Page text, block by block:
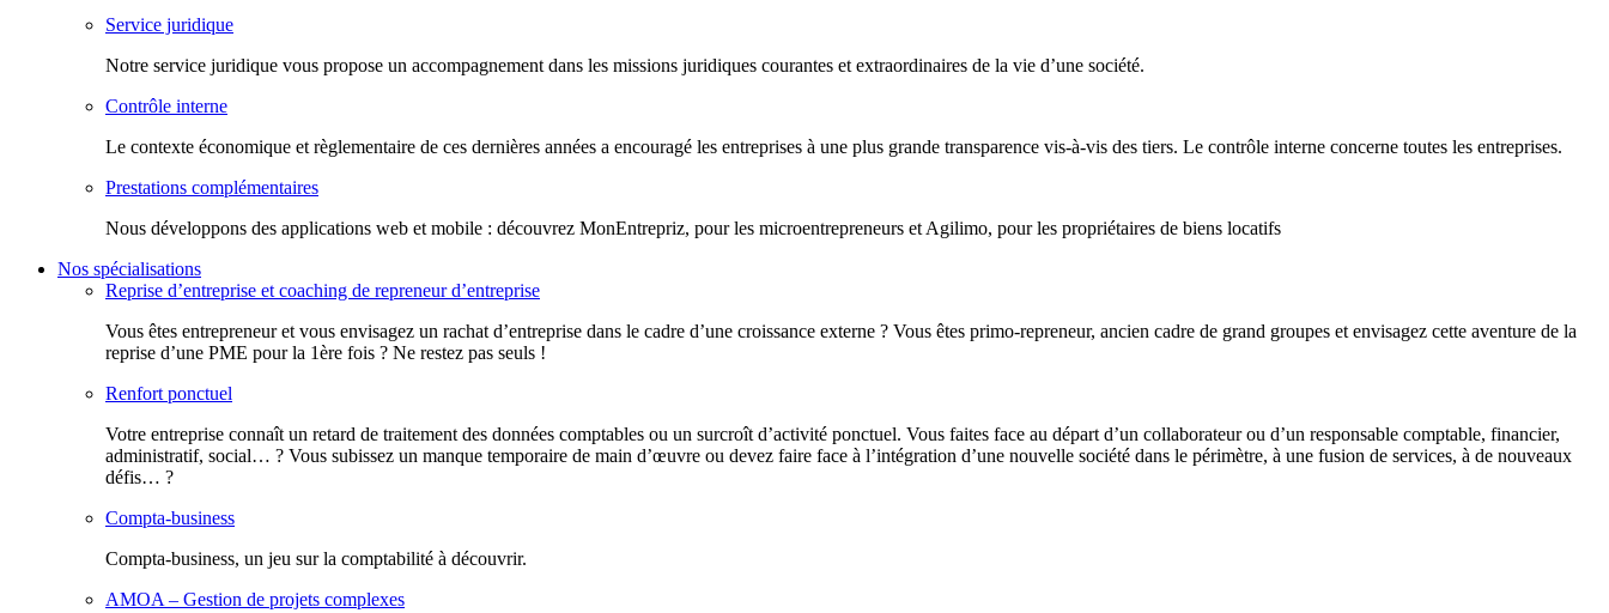
Service juridique
Notre service juridique vous propose un accompagnement dans les missions juridiques courantes et extraordinaires de la vie d’une société.
Contrôle interne
Le contexte économique et règlementaire de ces dernières années a encouragé les entreprises à une plus grande transparence vis-à-vis des tiers. Le contrôle interne concerne toutes les entreprises.
Prestations complémentaires
Nous développons des applications web et mobile : découvrez MonEntrepriz, pour les microentrepreneurs et Agilimo, pour les propriétaires de biens locatifs
Nos spécialisations
Reprise d’entreprise et coaching de repreneur d’entreprise
Vous êtes entrepreneur et vous envisagez un rachat d’entreprise dans le cadre d’une croissance externe ? Vous êtes primo-repreneur, ancien cadre de grand groupes et envisagez cette aventure de la
reprise d’une PME pour la 1ère fois ? Ne restez pas seuls !
Renfort ponctuel
Votre entreprise connaît un retard de traitement des données comptables ou un surcroît d’activité ponctuel. Vous faites face au départ d’un collaborateur ou d’un responsable comptable, financier,
administratif, social… ? Vous subissez un manque temporaire de main d’œuvre ou devez faire face à l’intégration d’une nouvelle société dans le périmètre, à une fusion de services, à de nouveaux
défis… ?
Compta-business
Compta-business, un jeu sur la comptabilité à découvrir.
AMOA – Gestion de projets complexes